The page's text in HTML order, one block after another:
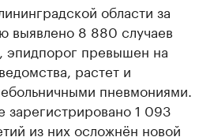
области за
8 880 случаев
эпидпорог превышен на
растет и
пневмониями.
1 093
из них осложнён новой